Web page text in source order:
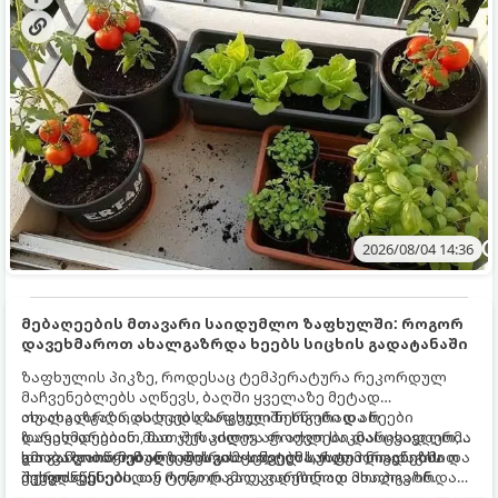
2026/08/04 14:36
მებაღეების მთავარი საიდუმლო ზაფხულში: როგორ
დავეხმაროთ ახალგაზრდა ხეებს სიცხის გადატანაში
ზაფხულის პიკზე, როდესაც ტემპერატურა რეკორდულ
მაჩვენებლებს აღწევს, ბაღში ყველაზე მეტად
ახალგაზრდა, ახლად დარგული ნერგები და ხეები
ზარალდებიან. მათ ჯერ კიდევ არ აქვთ საკმარისად ღრმა
და განვითარებული ფესვთა სისტემა, რათა ნიადაგის
ქვედა ფენებიდან ტენი დამოუკიდებლად მოიპოვონ.
თუ ახალგაზრდა ხეებს ზაფხულში სწორად არ
დავეხმარებით, მათ შესაძლოა ფოთლები დასცვივდეთ,
ხმობა დაიწყონ ან ზამთრის ყინვებს სუსტი ორგანიზმით
შეხვდნენ.
გთავაზობთ მებაღეების გამოცდილ საიდუმლოებებსა და
ოქროს წესებს, თუ როგორ გადავარჩინოთ ახალგაზრდა